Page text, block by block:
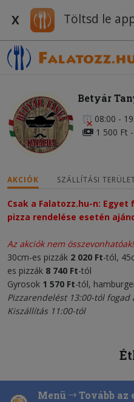
X Töltsd le
Betyár
08:00 -
1 500 Ft
AKCIÓK SZÁLLÍTÁSI
Csak a Falatozz.hu-n:
pizza rendelése esetén
Az akciók nem összevonhatóak!
30cm-es pizzák 2 020 Ft-tól,
es pizzák 8 740 Ft-tól
Gyrosok 1 570 Ft-tól,
Pizzarendelést 13:00-tól fogad
Kiszállítás 11:00-tól
Menü Tovább az